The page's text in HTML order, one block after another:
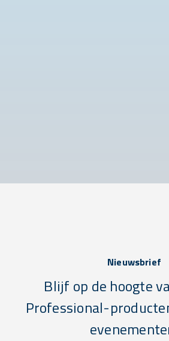
Nieuwsbrief
Blijf op de hoogte
Professional-